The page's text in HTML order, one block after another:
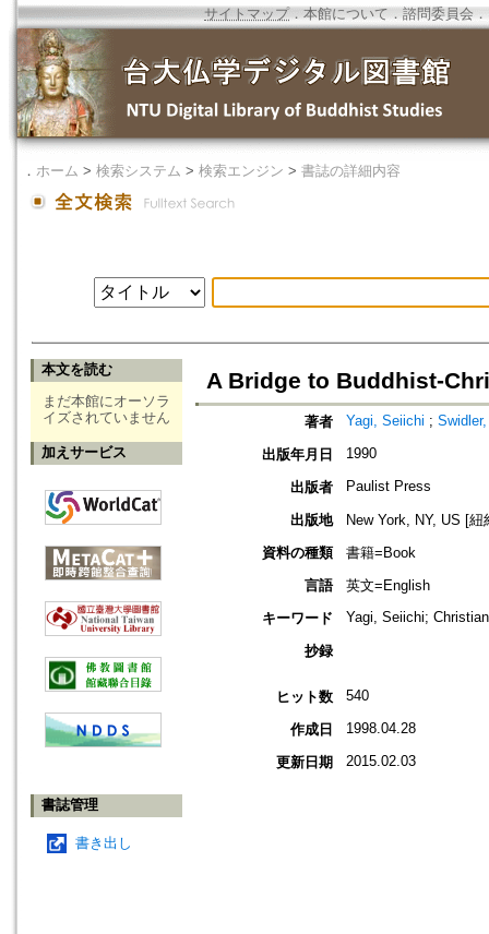
サイトマップ．本館について ． 諮問委員会 ．
． ホーム > 検索システム > 検索エンジン > 書誌の詳細内容
本文を読む
まだ本館にオーソラ
イズされていません
加えサービス
書誌管理
書き出し
A Bridge to Buddhist-
著者 Yagi, Seiichi ;
出版年月日 1990
出版者 Paulist Press
出版地
New York, NY, US [
資料の種類
書籍=Book
言語
英文=English
キーワード
Yagi, Seiichi;
抄録
ヒット数 540
作成日 1998.04.28
更新日期 2015.02.03